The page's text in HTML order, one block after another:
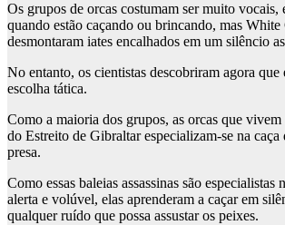
Os grupos de orcas costumam ser muito vocais,
quando estão caçando ou brincando, mas White
desmontaram iates encalhados em um silêncio
No entanto, os cientistas descobriram agora que
escolha tática.
Como a maioria dos grupos, as orcas que
do Estreito de Gibraltar especializam-se na
presa.
Como essas baleias assassinas são especialistas
alerta e volúvel, elas aprenderam a caçar em
qualquer ruído que possa assustar os peixes.